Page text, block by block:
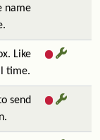
name
Like
time.
send